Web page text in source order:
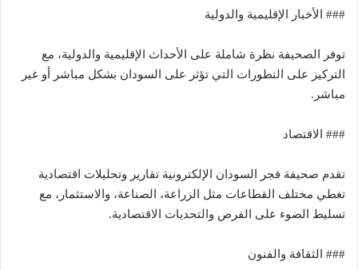
### الأخبار الإقليمية والدولية
توفر الصحيفة نظرة شاملة على الأحداث الإقليمية والدولية، مع
التركيز على التطورات التي تؤثر على السودان بشكل مباشر أو غير
مباشر.
### الاقتصاد
تقدم صحيفة فجر السودان الإلكترونية تقارير وتحليلات اقتصادية
تغطي مختلف القطاعات مثل الزراعة، الصناعة، والاستثمار، مع
تسليط الضوء على الفرص والتحديات الاقتصادية.
### الثقافة والفنون